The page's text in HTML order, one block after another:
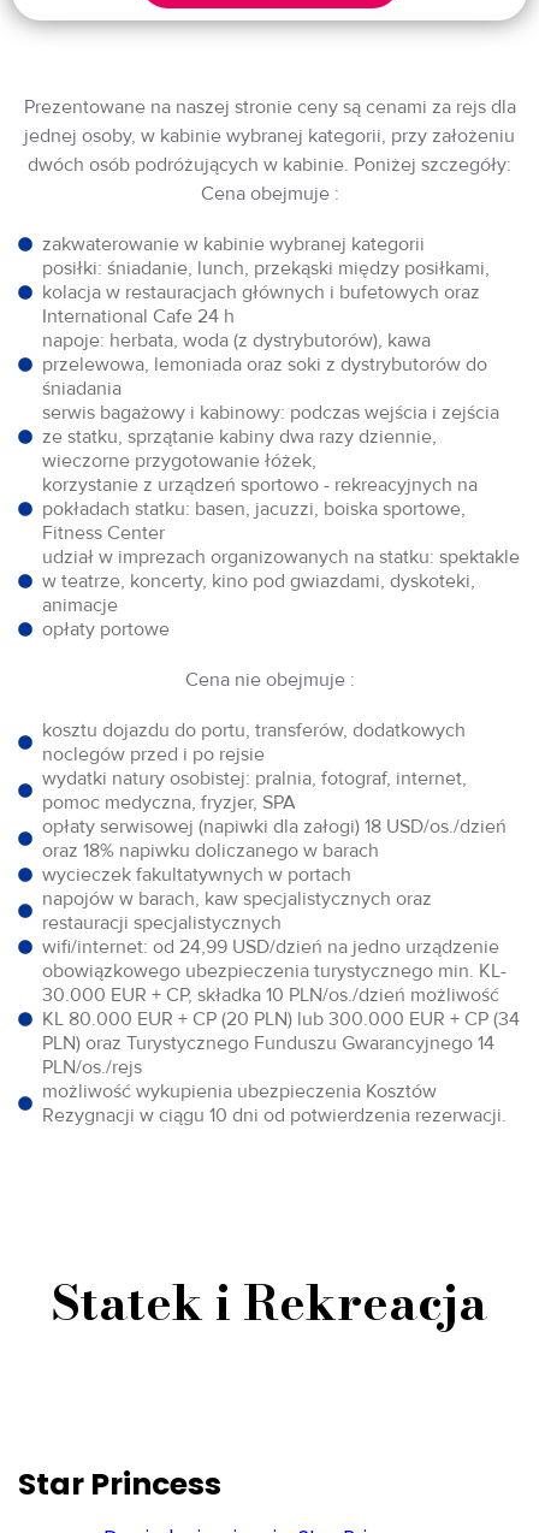
Prezentowane na naszej stronie ceny są cenami za rejs dla
jednej osoby, w kabinie wybranej kategorii, przy założeniu
dwóch osób podróżujących w kabinie. Poniżej szczegóły:
Cena obejmuje :
zakwaterowanie w kabinie wybranej kategorii
posiłki: śniadanie, lunch, przekąski między posiłkami,
kolacja w restauracjach głównych i bufetowych oraz
International Cafe 24 h
napoje: herbata, woda (z dystrybutorów), kawa
przelewowa, lemoniada oraz soki z dystrybutorów do
śniadania
serwis bagażowy i kabinowy: podczas wejścia i zejścia
ze statku, sprzątanie kabiny dwa razy dziennie,
wieczorne przygotowanie łóżek,
korzystanie z urządzeń sportowo - rekreacyjnych na
pokładach statku: basen, jacuzzi, boiska sportowe,
Fitness Center
udział w imprezach organizowanych na statku: spektakle
w teatrze, koncerty, kino pod gwiazdami, dyskoteki,
animacje
opłaty portowe
Cena nie obejmuje :
kosztu dojazdu do portu, transferów, dodatkowych
noclegów przed i po rejsie
wydatki natury osobistej: pralnia, fotograf, internet,
pomoc medyczna, fryzjer, SPA
opłaty serwisowej (napiwki dla załogi) 18 USD/os./dzień
oraz 18% napiwku doliczanego w barach
wycieczek fakultatywnych w portach
napojów w barach, kaw specjalistycznych oraz
restauracji specjalistycznych
wifi/internet: od 24,99 USD/dzień na jedno urządzenie
obowiązkowego ubezpieczenia turystycznego min. KL-
30.000 EUR + CP, składka 10 PLN/os./dzień możliwość
KL 80.000 EUR + CP (20 PLN) lub 300.000 EUR + CP (34
PLN) oraz Turystycznego Funduszu Gwarancyjnego 14
PLN/os./rejs
możliwość wykupienia ubezpieczenia Kosztów
Rezygnacji w ciągu 10 dni od potwierdzenia rezerwacji.
Statek i Rekreacja
Star Princess